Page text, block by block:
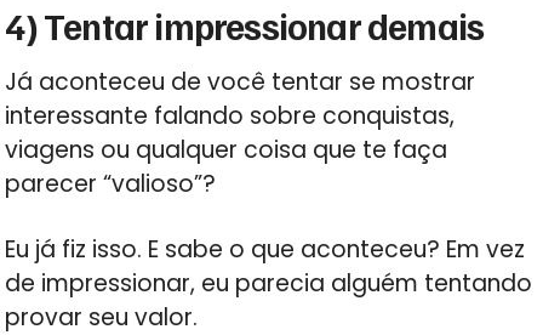
4) Tentar impressionar demais
Já aconteceu de você tentar se mostrar
interessante falando sobre conquistas,
viagens ou qualquer coisa que te faça
parecer “valioso”?
Eu já fiz isso. E sabe o que aconteceu? Em vez
de impressionar, eu parecia alguém tentando
provar seu valor.